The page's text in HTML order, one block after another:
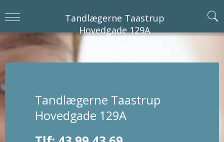
Tandlægerne Taastrup
Hovedgade 129A
Tandlægerne Taastrup
Hovedgade 129A